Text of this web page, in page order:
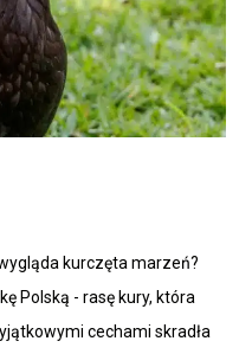
kurczęta marzeń?
Polską - rasę kury, która
cechami skradła